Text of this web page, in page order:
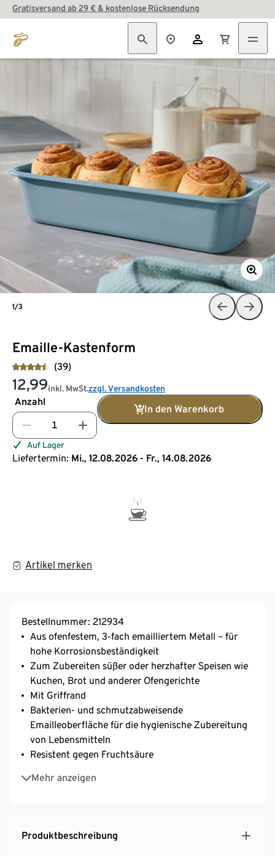
Gratisversand ab 29 € & kostenlose Rücksendung
Emaille-Kastenform
(39)
12,99inkl. MwSt.zzgl. Versandkosten
Anzahl
In den Warenkorb
Auf Lager
Liefertermin: Mi., 12.08.2026 - Fr., 14.08.2026
Artikel merken
1/3
Bestellnummer: 212934
Aus ofenfestem, 3-fach emailliertem Metall – für
hohe Korrosionsbeständigkeit
Zum Zubereiten süßer oder herzhafter Speisen wie
Kuchen, Brot und anderer Ofengerichte
Mit Griffrand
Bakterien- und schmutzabweisende
Emailleoberfläche für die hygienische Zubereitung
von Lebensmitteln
Resistent gegen Fruchtsäure
Mehr anzeigen
Langlebiges und korrosionsbeständiges Material
Produktbeschreibung